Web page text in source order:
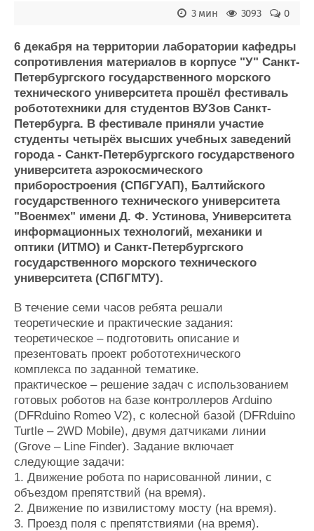
Реклама
Конференции
Выставки и семинары
Личности
Словарь
Флот
Галерея флота
Отзывы
Все службы
0
3093
3 мин
6 декабря на территории лаборатории кафедры
сопротивления материалов в корпусе "У" Санкт-
Петербургского государственного морского
технического университета прошёл фестиваль
робототехники для студентов ВУЗов Санкт-
Петербурга. В фестивале приняли участие
студенты четырёх высших учебных заведений
города - Санкт-Петербургского государственого
университета аэрокосмического
приборостроения (СПбГУАП), Балтийского
государственного технического университета
"Военмех" имени Д. Ф. Устинова, Университета
информационных технологий, механики и
оптики (ИТМО) и Санкт-Петербургского
государственного морского технического
университета (СПбГМТУ).
В течение семи часов ребята решали
теоретические и практические задания:
теоретическое – подготовить описание и
презентовать проект робототехнического
комплекса по заданной тематике.
практическое – решение задач с использованием
готовых роботов на базе контроллеров Arduino
(DFRduino Romeo V2), c колесной базой (DFRduino
Turtle – 2WD Mobile), двумя датчиками линии
(Grove – Line Finder). Задание включает
следующие задачи:
1. Движение робота по нарисованной линии, с
объездом препятствий (на время).
2. Движение по извилистому мосту (на время).
3. Проезд поля с препятствиями (на время).